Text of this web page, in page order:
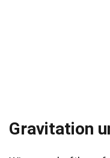
Gravitation